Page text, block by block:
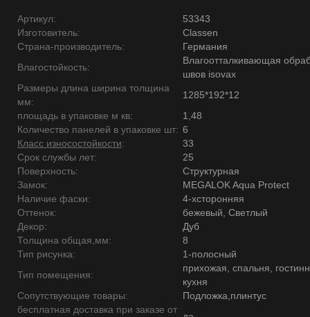
Артикул:
53343
Изготовитель:
Classen
Страна-производитель:
Германия
Влагостойкость:
Влагоотталкивающая
швов isovax
Размеры длина ширина толщина
мм:
1285*192*12
площадь в упаковке м кв:
1,48
Количество панелей в упаковке шт: 6
Класс износостойкости:
33
Срок службы лет:
25
Поверхность:
Структурная
Замок:
MEGALOK Aqua Protect
Наличие фаски:
4-хсторонняя
Оттенок:
бежевый, Светлый
Декор:
Дуб
Толщина общая,мм:
8
Тип рисунка:
1-полосный
Тип помещения:
прихожая, спальня,
кухня
Сопутствующие товары:
Подложка,плинтус
бесплатная доставка при заказе от